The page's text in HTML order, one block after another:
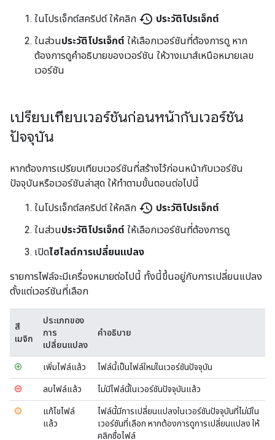
ในโปรเจ็กต์สคริปต์ ให้คลิก history ประวัติโปรเจ็กต์
ในส่วนประวัติโปรเจ็กต์ ให้เลือกเวอร์ชันที่ต้องการดู หาก
ต้องการดูคำอธิบายของเวอร์ชัน ให้วางเมาส์เหนือหมายเลข
เวอร์ชัน
เปรียบเทียบเวอร์ชันก่อนหน้ากับเวอร์ชัน
ปัจจุบัน
หากต้องการเปรียบเทียบเวอร์ชันที่สร้างไว้ก่อนหน้ากับเวอร์ชัน
ปัจจุบันหรือเวอร์ชันล่าสุด ให้ทำตามขั้นตอนต่อไปนี้
ในโปรเจ็กต์สคริปต์ ให้คลิก history ประวัติโปรเจ็กต์
ในส่วนประวัติโปรเจ็กต์ ให้เลือกเวอร์ชันที่ต้องการดู
เปิดไฮไลต์การเปลี่ยนแปลง
รายการไฟล์จะมีเครื่องหมายต่อไปนี้ ทั้งนี้ขึ้นอยู่กับการเปลี่ยนแปลง
ตั้งแต่เวอร์ชันที่เลือก
สี
เมจิก
ประเภทของ
การ
เปลี่ยนแปลง
คำอธิบาย
เพิ่มไฟล์แล้ว ไฟล์นี้เป็นไฟล์ใหม่ในเวอร์ชันปัจจุบัน
ลบไฟล์แล้ว ไม่มีไฟล์นี้ในเวอร์ชันปัจจุบันแล้ว
แก้ไขไฟล์
แล้ว
ไฟล์นี้มีการเปลี่ยนแปลงในเวอร์ชันปัจจุบันที่ไม่มีใน
เวอร์ชันที่เลือก หากต้องการดูการเปลี่ยนแปลง ให้
คลิกชื่อไฟล์